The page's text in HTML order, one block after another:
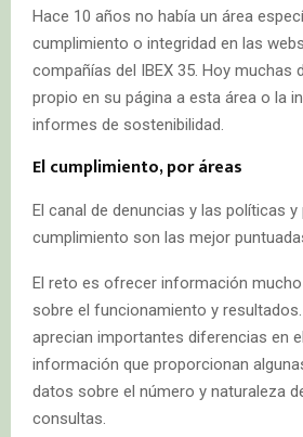
Hace 10 años no había un área
cumplimiento o integridad en las
compañías del IBEX 35. Hoy muchas
propio en su página a esta área o la
informes de sostenibilidad.
El cumplimiento, por áreas
El canal de denuncias y las políticas
cumplimiento son las mejor
El reto es ofrecer información
sobre el funcionamiento y
aprecian importantes diferencias en
información que proporcionan
datos sobre el número y naturaleza
consultas.